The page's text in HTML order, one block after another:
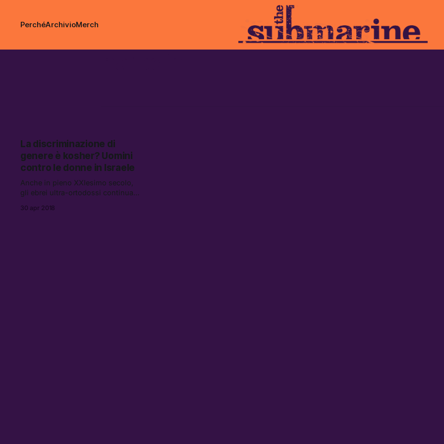
PerchéArchivioMerch
La discriminazione di
genere è kosher? Uomini
contro le donne in Israele
Anche in pieno XXIesimo secolo,
gli ebrei ultra-ortodossi continuano
donne.
30 apr 2018